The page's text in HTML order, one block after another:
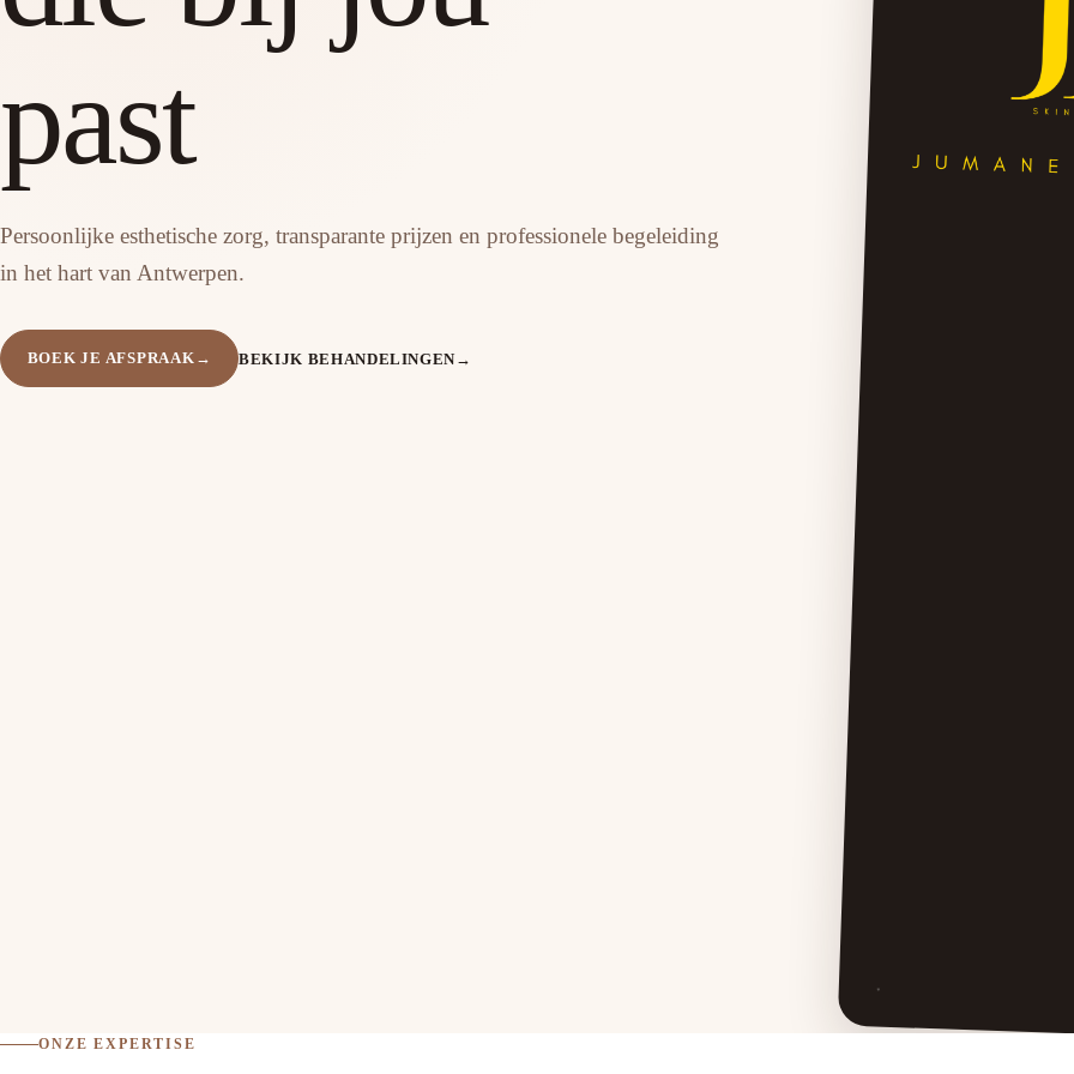
past
Persoonlijke esthetische zorg, transparante prijzen en professionele begeleiding
in het hart van Antwerpen.
BOEK JE AFSPRAAK → BEKIJK BEHANDELINGEN →
ONZE EXPERTISE